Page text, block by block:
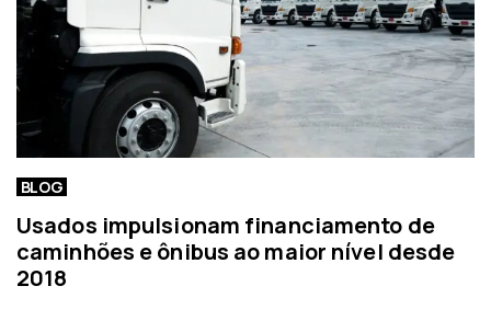
BLOG
Usados impulsionam financiamento de
caminhões e ônibus ao maior nível desde
2018